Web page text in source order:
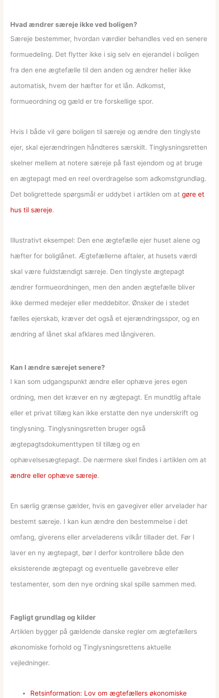
Hvad ændrer særeje ikke ved boligen?
Særeje bestemmer, hvordan værdier behandles ved en senere
formuedeling. Det flytter ikke i sig selv en ejerandel i boligen
fra den ene ægtefælle til den anden og ændrer heller ikke
automatisk, hvem der hæfter for et lån. Adkomst,
formueordning og gæld er tre forskellige spor.
Hvis I både vil gøre boligen til særeje og ændre den tinglyste
ejer, skal ejerændringen håndteres særskilt. Tinglysningsretten
skelner mellem at notere særeje på fast ejendom og at bruge
en ægtepagt med en reel overdragelse som adkomstgrundlag.
Det boligrettede spørgsmål er uddybet i artiklen om atgøre et
hus til særeje.
Illustrativt eksempel: Den ene ægtefælle ejer huset alene og
hæfter for boliglånet. Ægtefællerne aftaler, at husets værdi
skal være fuldstændigt særeje. Den tinglyste ægtepagt
ændrer formueordningen, men den anden ægtefælle bliver
ikke dermed medejer eller meddebitor. Ønsker de i stedet
fælles ejerskab, kræver det også et ejerændringsspor, og en
ændring af lånet skal afklares med långiveren.
Kan I ændre særejet senere?
I kan som udgangspunkt ændre eller ophæve jeres egen
ordning, men det kræver en ny ægtepagt. En mundtlig aftale
eller et privat tillæg kan ikke erstatte den nye underskrift og
tinglysning. Tinglysningsretten bruger også
ægtepagtsdokumenttypen til tillæg og en
ophævelsesægtepagt. De nærmere skel findes i artiklen om at
ændre eller ophæve særeje.
En særlig grænse gælder, hvis en gavegiver eller arvelader har
bestemt særeje. I kan kun ændre den bestemmelse i det
omfang, giverens eller arveladerens vilkår tillader det. Før I
laver en ny ægtepagt, bør I derfor kontrollere både den
eksisterende ægtepagt og eventuelle gavebreve eller
testamenter, som den nye ordning skal spille sammen med.
Fagligt grundlag og kilder
Artiklen bygger på gældende danske regler om ægtefællers
økonomiske forhold og Tinglysningsrettens aktuelle
vejledninger.
Retsinformation: Lov om ægtefællers økonomiske